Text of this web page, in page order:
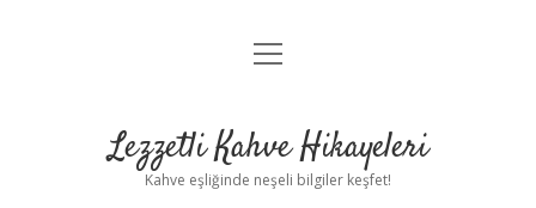
Anasayfa
Yasal Uyarı
menüyü
Lezzetli Kahve Hikayeleri
Kahve eşliğinde neşeli bilgiler keşfet!